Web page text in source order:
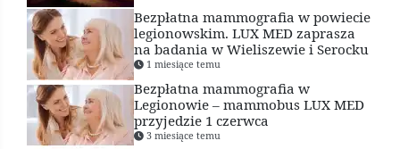
Bezpłatna mammografia w powiecie
legionowskim. LUX MED zaprasza
na badania w Wieliszewie i Serocku
1 miesiące temu
Bezpłatna mammografia w
Legionowie – mammobus LUX MED
przyjedzie 1 czerwca
3 miesiące temu